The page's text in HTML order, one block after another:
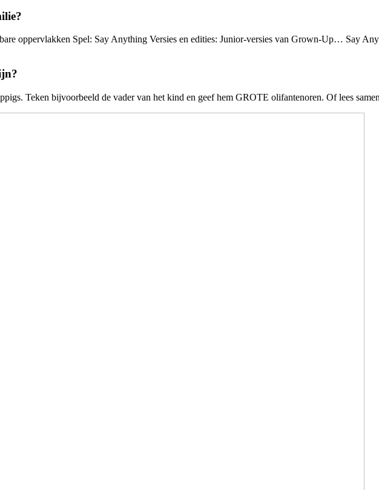
oppervlakken Spel: Say Anything Versies en edities: Junior-versies van Grown-Up… Say
Teken bijvoorbeeld de vader van het kind en geef hem GROTE olifantenoren. Of lees